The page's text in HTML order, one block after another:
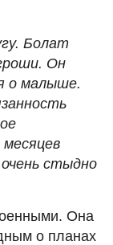
Болат
Он
о малыше.
месяцев
стыдно
Она
о планах